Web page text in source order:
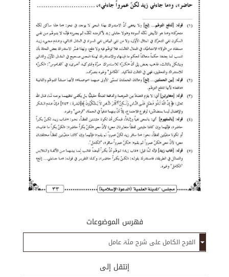
فهرس الموضوعات
إنتقل إلى